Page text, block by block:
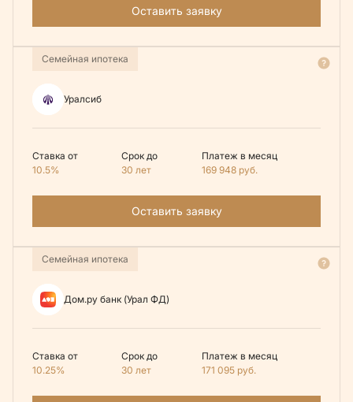
Оставить заявку
Семейная ипотека
Уралсиб
Ставка от
10.5%
Срок до
30 лет
Платеж в месяц
169 948 руб.
Оставить заявку
Семейная ипотека
Дом.ру банк (Урал ФД)
Ставка от
10.25%
Срок до
30 лет
Платеж в месяц
171 095 руб.